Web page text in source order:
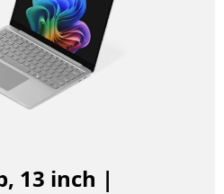
13 inch |